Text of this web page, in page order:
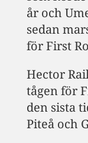
år och
sedan
för First
Hector
tågen för
den sista
Piteå och